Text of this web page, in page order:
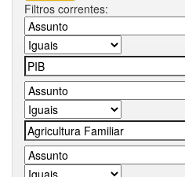
Filtros correntes: